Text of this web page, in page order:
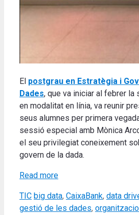
El postgrau en Estratègia i
Dades, que va iniciar al febrer la
en modalitat en línia, va reunir
seus alumnes per primera
sessió especial amb Mònica
el seu privilegiat coneixement
govern de la dada.
Read more
Categories
TIC Tags
big data, CaixaBank, data
gestió de les dades,